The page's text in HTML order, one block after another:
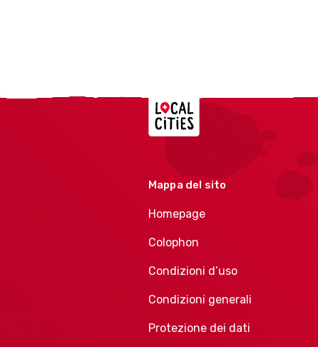
Localcities
Mappa del sito
Homepage
Colophon
Condizioni d’uso
Condizioni generali
Protezione dei dati